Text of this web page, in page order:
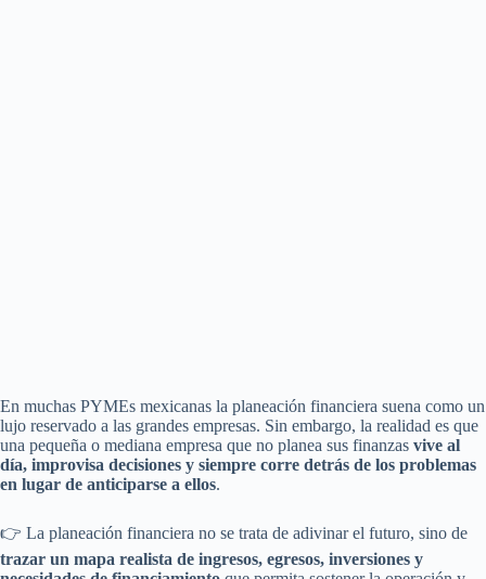
En muchas PYMEs mexicanas la planeación financiera suena como un
lujo reservado a las grandes empresas. Sin embargo, la realidad es que
una pequeña o mediana empresa que no planea sus finanzas vive al
día, improvisa decisiones y siempre corre detrás de los problemas
en lugar de anticiparse a ellos.
👉 La planeación financiera no se trata de adivinar el futuro, sino de
trazar un mapa realista de ingresos, egresos, inversiones y